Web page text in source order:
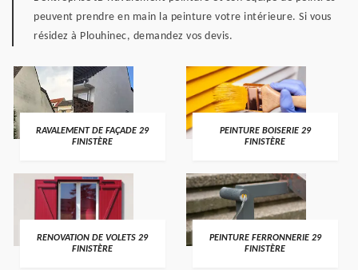
peuvent prendre en main la peinture votre intérieure. Si vous
résidez à Plouhinec, demandez vos devis.
RAVALEMENT DE FAÇADE 29
FINISTÈRE
PEINTURE BOISERIE 29
FINISTÈRE
RENOVATION DE VOLETS 29
FINISTÈRE
PEINTURE FERRONNERIE 29
FINISTÈRE